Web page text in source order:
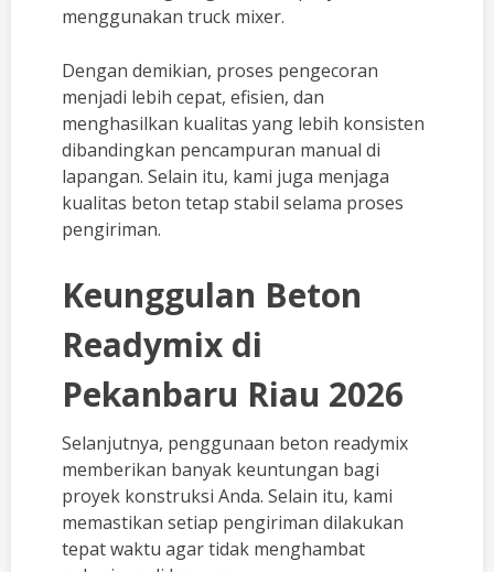
menggunakan truck mixer.
Dengan demikian, proses pengecoran
menjadi lebih cepat, efisien, dan
menghasilkan kualitas yang lebih konsisten
dibandingkan pencampuran manual di
lapangan. Selain itu, kami juga menjaga
kualitas beton tetap stabil selama proses
pengiriman.
Keunggulan Beton
Readymix di
Pekanbaru Riau 2026
Selanjutnya, penggunaan beton readymix
memberikan banyak keuntungan bagi
proyek konstruksi Anda. Selain itu, kami
memastikan setiap pengiriman dilakukan
tepat waktu agar tidak menghambat